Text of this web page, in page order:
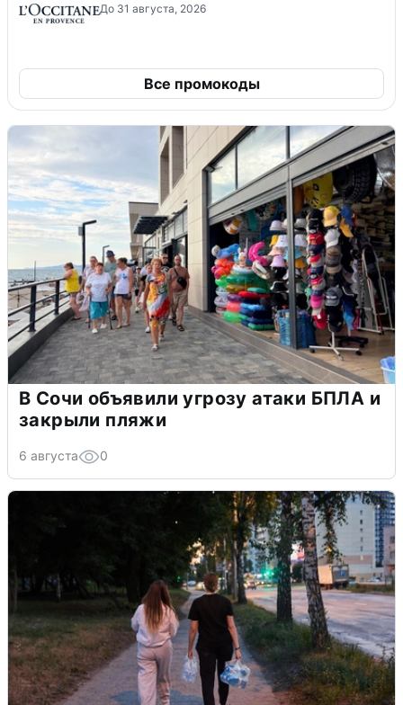
До 31 августа, 2026
Все промокоды
В Сочи объявили угрозу атаки БПЛА и
закрыли пляжи
6 августа 0